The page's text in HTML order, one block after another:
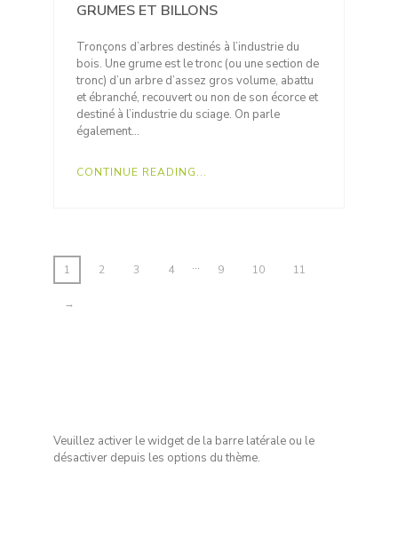
GRUMES ET BILLONS
Tronçons d’arbres destinés à l’industrie du
bois. Une grume est le tronc (ou une section de
tronc) d’un arbre d’assez gros volume, abattu
et ébranché, recouvert ou non de son écorce et
destiné à l’industrie du sciage. On parle
également…
CONTINUE READING...
1 2 3 4 … 9 10 11
→
Veuillez activer le widget de la barre latérale ou le
désactiver depuis les options du thème.